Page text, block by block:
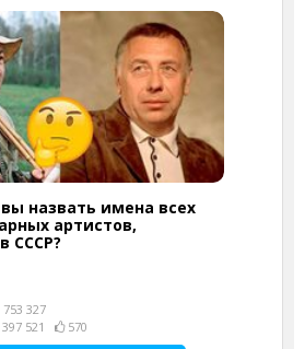
назвать имена всех
артистов,
СССР?
327
521
570